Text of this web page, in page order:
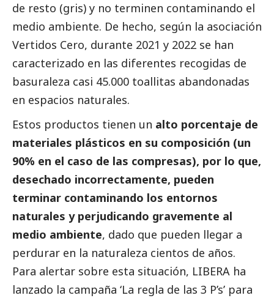
de resto (gris) y no terminen contaminando el
medio ambiente. De hecho, según la asociación
Vertidos Cero, durante 2021 y 2022 se han
caracterizado en las diferentes recogidas de
basuraleza casi 45.000 toallitas abandonadas
en espacios naturales.
Estos productos tienen un alto porcentaje de
materiales plásticos en su composición (un
90% en el caso de las compresas), por lo que,
desechado incorrectamente, pueden
terminar contaminando los entornos
naturales y perjudicando gravemente al
medio ambiente, dado que pueden llegar a
perdurar en la naturaleza cientos de años.
Para alertar sobre esta situación, LIBERA ha
lanzado la campaña ‘La regla de las 3 P’s’ para